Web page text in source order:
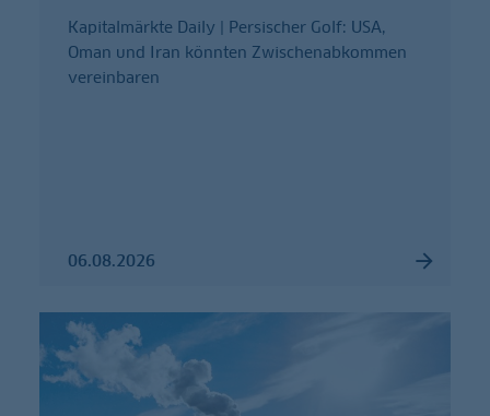
Kapitalmärkte Daily | Persischer Golf: USA,
Oman und Iran könnten Zwischenabkommen
vereinbaren
06.08.2026